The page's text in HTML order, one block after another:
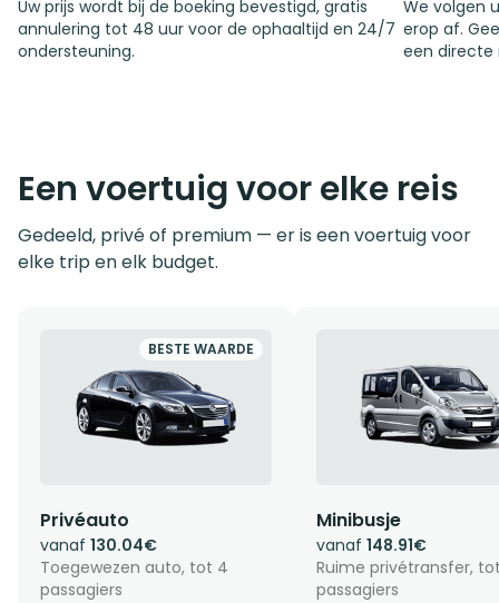
Uw prijs wordt bij de boeking bevestigd, gratis
annulering tot 48 uur voor de ophaaltijd en 24/7
ondersteuning.
We volgen
erop af.
een directe
Een voertuig voor elke reis
Gedeeld, privé of premium — er is een voertuig voor
elke trip en elk budget.
BESTE WAARDE
Privéauto
vanaf 130.04€
Toegewezen auto, tot 4
passagiers
Minibusje
vanaf 148.91€
Ruime privétransfer,
passagiers